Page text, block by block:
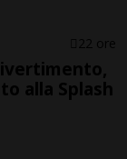
22 ore
alla Splash